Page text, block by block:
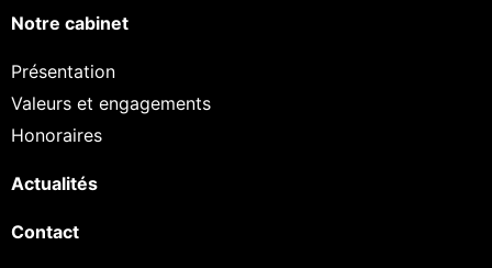
Notre cabinet
Présentation
Valeurs et engagements
Honoraires
Actualités
Contact